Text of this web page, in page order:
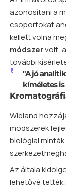
azonosítani a
csoportokat
kellett volna
módszervolt,
további
"A jó
kíméletes
Wieland
módszerek
biológiai
Az általa
lehetővé tették: